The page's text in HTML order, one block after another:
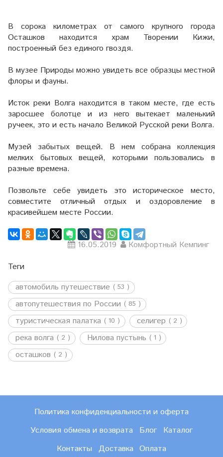
В сорока километрах от самого крупного города
Осташков находится храм Творении Кижи,
построенный без единого гвоздя.
В музее Природы можно увидеть все образцы местной
флоры и фауны.
Исток реки Волга находится в таком месте, где есть
заросшее болотце и из него вытекает маленький
ручеек, это и есть начало Великой Русской реки Волга.
Музей забытых вещей. В нем собрана коллекция
мелких бытовых вещей, которыми пользовались в
разные времена.
Позвольте себе увидеть это историческое место,
совместите отличный отдых и оздоровление в
красивейшем месте России.
16.05.2019
Комфортный Кемпинг
Теги
автомобиль путешествие ( 53 )
автопутешествия по России ( 85 )
туристическая палатка ( 10 ) селигер ( 2 )
река волга ( 2 ) Нилова пустынь ( 1 )
осташков ( 2 )
Политика конфиденциальности и оферта
Условия обмена и возврата
Блог
Каталог
Контакты
Доставка Оплата